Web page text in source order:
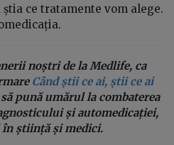
ce tratamente vom alege.
noștri de la Medlife, ca
Când știi ce ai, știi ce ai
pună umărul la combaterea
și automedicației,
știință și medici.